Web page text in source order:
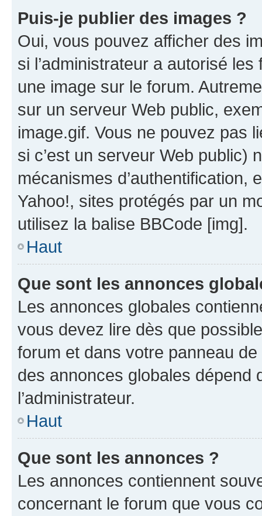
Puis-je publier des images ?
Oui, vous pouvez afficher des
si l’administrateur a autorisé
une image sur le forum.
sur un serveur Web public,
image.gif. Vous ne pouvez pas
si c’est un serveur Web public)
mécanismes d’authentification,
Yahoo!, sites protégés par un
utilisez la balise BBCode [img].
Haut
Que sont les annonces
Les annonces globales
vous devez lire dès que
forum et dans votre panneau
des annonces globales dépend
l’administrateur.
Haut
Que sont les annonces ?
Les annonces contiennent
concernant le forum que vous